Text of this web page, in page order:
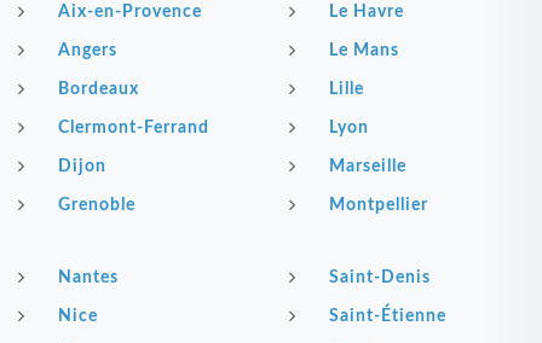
Aix-en-Provence
Angers
Bordeaux
Clermont-Ferrand
Dijon
Grenoble
Le Havre
Le Mans
Lille
Lyon
Marseille
Montpellier
Nantes
Nice
Saint-Denis
Saint-Étienne